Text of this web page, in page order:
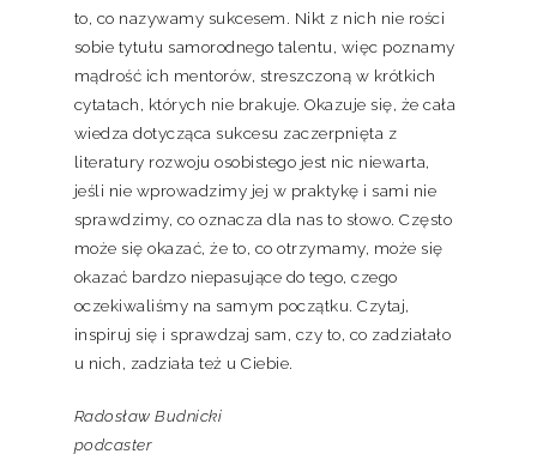
to, co nazywamy sukcesem. Nikt z nich nie rości
sobie tytułu samorodnego talentu, więc poznamy
mądrość ich mentorów, streszczoną w krótkich
cytatach, których nie brakuje. Okazuje się, że cała
wiedza dotycząca sukcesu zaczerpnięta z
literatury rozwoju osobistego jest nic niewarta,
jeśli nie wprowadzimy jej w praktykę i sami nie
sprawdzimy, co oznacza dla nas to słowo. Często
może się okazać, że to, co otrzymamy, może się
okazać bardzo niepasujące do tego, czego
oczekiwaliśmy na samym początku. Czytaj,
inspiruj się i sprawdzaj sam, czy to, co zadziałało
u nich, zadziała też u Ciebie.
Radosław Budnicki
podcaster